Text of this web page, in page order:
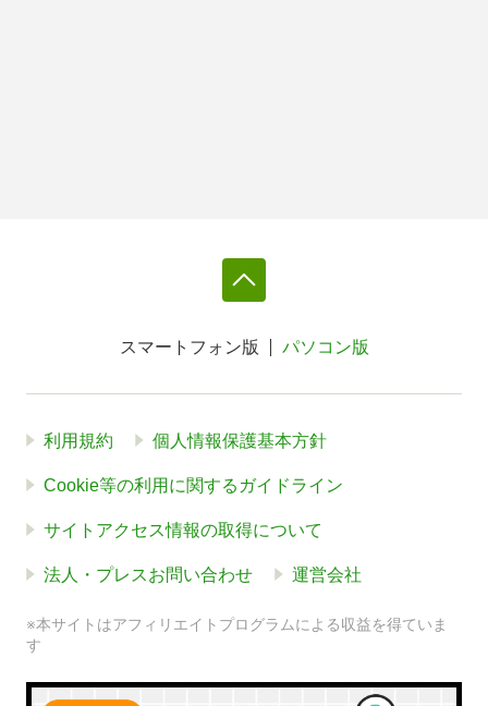
スマートフォン版 パソコン版
利用規約 個人情報保護基本方針
Cookie等の利用に関するガイドライン
サイトアクセス情報の取得について
法人・プレスお問い合わせ 運営会社
※本サイトはアフィリエイトプログラムによる収益を得ていま
す